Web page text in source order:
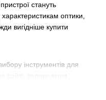
стануть
оптики,
вигідніше купити
інструментів для
заповнивши